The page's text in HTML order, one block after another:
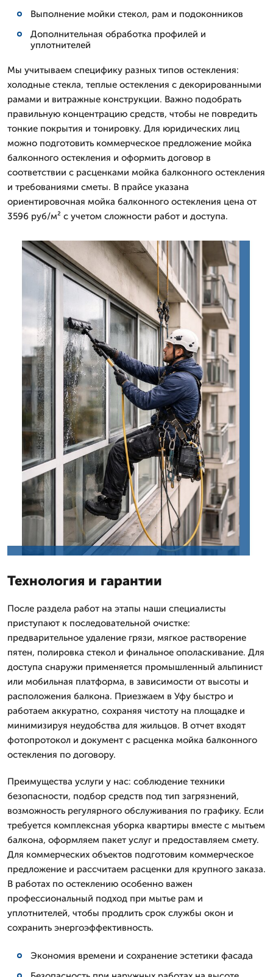
Выполнение мойки стекол, рам и подоконников
Дополнительная обработка профилей и
уплотнителей
Мы учитываем специфику разных типов остекления:
холодные стекла, теплые остекления с декорированными
рамами и витражные конструкции. Важно подобрать
правильную концентрацию средств, чтобы не повредить
тонкие покрытия и тонировку. Для юридических лиц
можно подготовить коммерческое предложение мойка
балконного остекления и оформить договор в
соответствии с расценками мойка балконного остекления
и требованиями сметы. В прайсе указана
ориентировочная мойка балконного остекления цена от
3596 руб/м² с учетом сложности работ и доступа.
Технология и гарантии
После раздела работ на этапы наши специалисты
приступают к последовательной очистке:
предварительное удаление грязи, мягкое растворение
пятен, полировка стекол и финальное ополаскивание. Для
доступа снаружи применяется промышленный альпинист
или мобильная платформа, в зависимости от высоты и
расположения балкона. Приезжаем в Уфу быстро и
работаем аккуратно, сохраняя чистоту на площадке и
минимизируя неудобства для жильцов. В отчет входят
фотопротокол и документ с расценка мойка балконного
остекления по договору.
Преимущества услуги у нас: соблюдение техники
безопасности, подбор средств под тип загрязнений,
возможность регулярного обслуживания по графику. Если
требуется комплексная уборка квартиры вместе с мытьем
балкона, оформляем пакет услуг и предоставляем смету.
Для коммерческих объектов подготовим коммерческое
предложение и рассчитаем расценки для крупного заказа.
В работах по остеклению особенно важен
профессиональный подход при мытье рам и
уплотнителей, чтобы продлить срок службы окон и
сохранить энергоэффективность.
Экономия времени и сохранение эстетики фасада